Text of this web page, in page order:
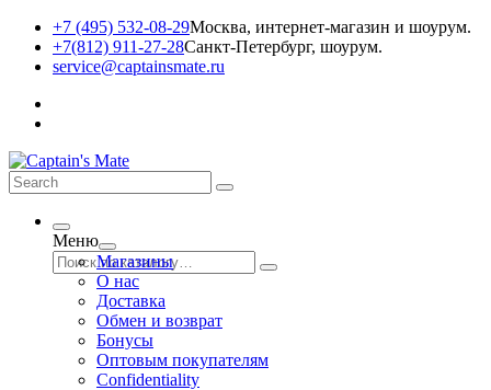
+7 (495) 532-08-29Москва, интернет-магазин и шоурум.
+7(812) 911-27-28Санкт-Петербург, шоурум.
service@captainsmate.ru
Меню
Магазины
О нас
Доставка
Обмен и возврат
Бонусы
Оптовым покупателям
Сonfidentiality